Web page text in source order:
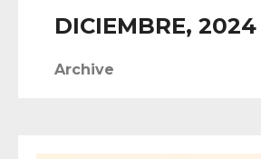
DICIEMBRE, 2024
Archive